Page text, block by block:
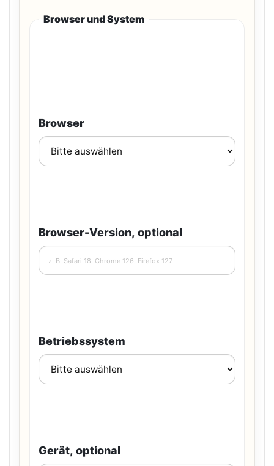
Browser und System
Browser
Browser-Version, optional
Betriebssystem
Gerät, optional